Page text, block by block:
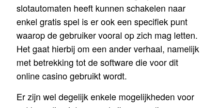
slotautomaten heeft kunnen schakelen naar
enkel gratis spel is er ook een specifiek punt
waarop de gebruiker vooral op zich mag letten.
Het gaat hierbij om een ander verhaal, namelijk
met betrekking tot de software die voor dit
online casino gebruikt wordt.
Er zijn wel degelijk enkele mogelijkheden voor